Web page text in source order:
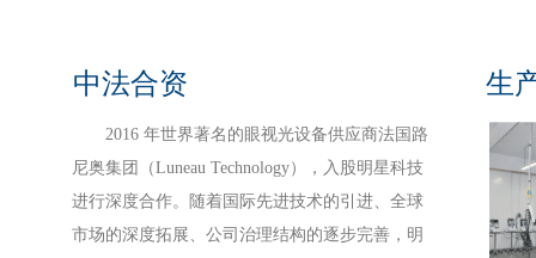
2016 年世界著名的眼视光设备供应商法国路
尼奥集团（Luneau Technology），入股明星科技
进行深度合作。随着国际先进技术的引进、全球
市场的深度拓展、公司治理结构的逐步完善，明
中法合资 生